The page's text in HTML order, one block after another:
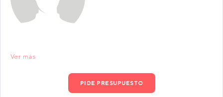
Ver más
PIDE PRESUPUESTO